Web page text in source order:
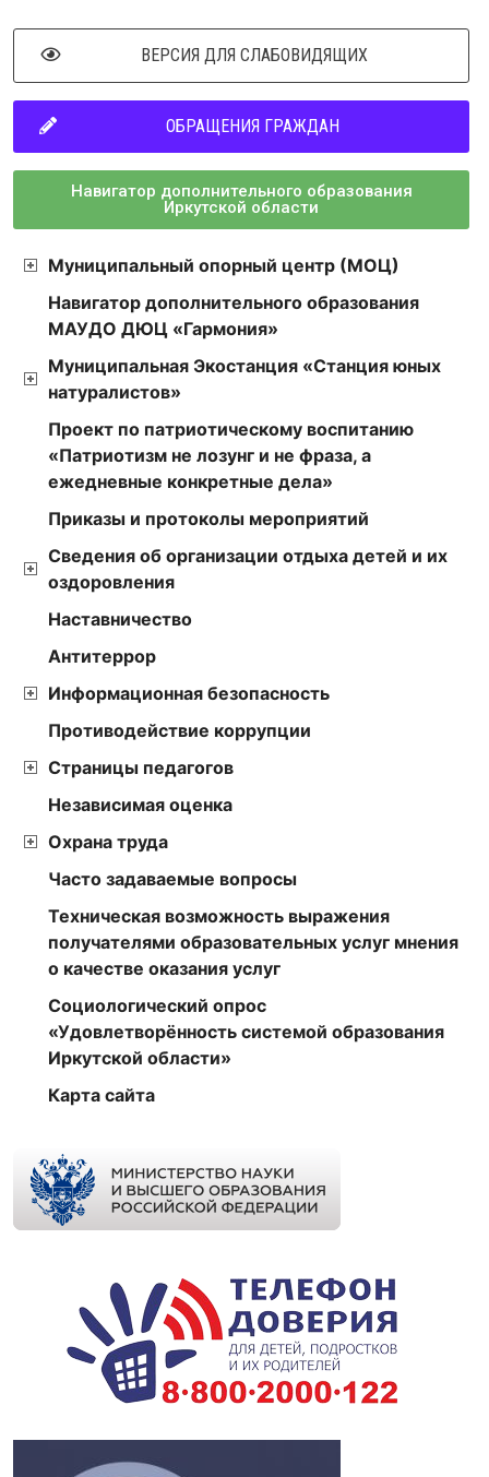
ВЕРСИЯ ДЛЯ СЛАБОВИДЯЩИХ
ОБРАЩЕНИЯ ГРАЖДАН
Навигатор дополнительного образования
Иркутской области
Муниципальный опорный центр (МОЦ)
Навигатор дополнительного образования
МАУДО ДЮЦ «Гармония»
Муниципальная Экостанция «Станция юных
натуралистов»
Проект по патриотическому воспитанию
«Патриотизм не лозунг и не фраза, а
ежедневные конкретные дела»
Приказы и протоколы мероприятий
Сведения об организации отдыха детей и их
оздоровления
Наставничество
Антитеррор
Информационная безопасность
Противодействие коррупции
Страницы педагогов
Независимая оценка
Охрана труда
Часто задаваемые вопросы
Техническая возможность выражения
получателями образовательных услуг мнения
о качестве оказания услуг
Социологический опрос
«Удовлетворённость системой образования
Иркутской области»
Карта сайта